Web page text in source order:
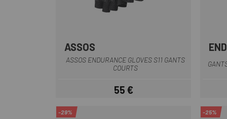
ASSOS
ASSOS ENDURANCE GLOVES S11 GANTS
COURTS
Prix
55 €
-29% -25%